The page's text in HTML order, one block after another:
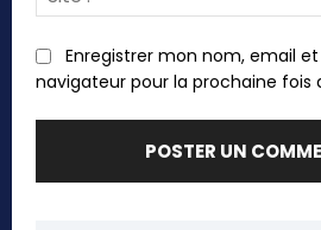
Enregistrer mon nom, email
navigateur pour la prochaine fois